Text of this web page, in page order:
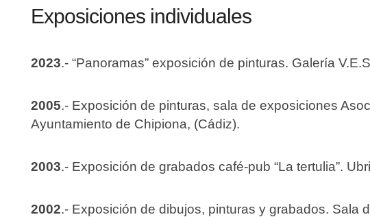
Exposiciones individuales
2023.- “Panoramas” exposición de pinturas. Galería
2005.- Exposición de pinturas, sala de exposiciones
Ayuntamiento de Chipiona, (Cádiz).
2003.- Exposición de grabados café-pub “La tertulia”.
2002.- Exposición de dibujos, pinturas y grabados. Sala